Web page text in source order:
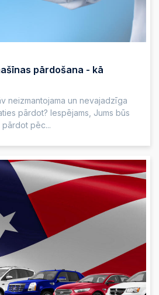
pārdošana - kā
neizmantojama un nevajadzīga
pārdot? Iespējams, Jums būs
pēc...